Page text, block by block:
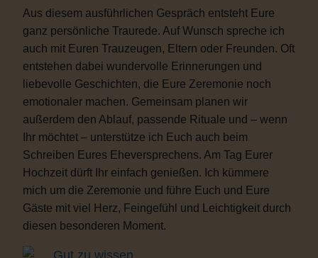
Aus diesem ausführlichen Gespräch entsteht Eure
ganz persönliche Traurede. Auf Wunsch spreche ich
auch mit Euren Trauzeugen, Eltern oder Freunden. Oft
entstehen dabei wundervolle Erinnerungen und
liebevolle Geschichten, die Eure Zeremonie noch
emotionaler machen. Gemeinsam planen wir
außerdem den Ablauf, passende Rituale und – wenn
Ihr möchtet – unterstütze ich Euch auch beim
Schreiben Eures Eheversprechens. Am Tag Eurer
Hochzeit dürft Ihr einfach genießen. Ich kümmere
mich um die Zeremonie und führe Euch und Eure
Gäste mit viel Herz, Feingefühl und Leichtigkeit durch
diesen besonderen Moment.